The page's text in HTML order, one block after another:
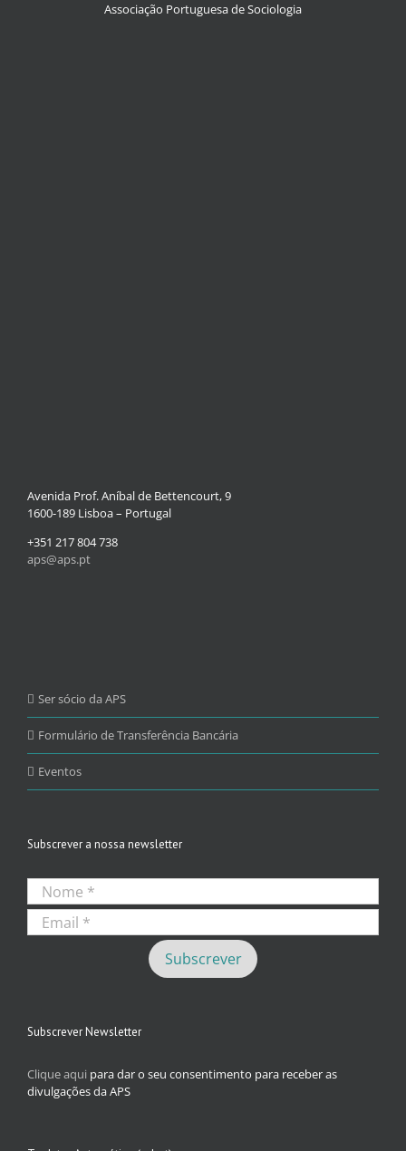
Associação Portuguesa de Sociologia
Avenida Prof. Aníbal de Bettencourt, 9
1600-189 Lisboa – Portugal
+351 217 804 738
aps@aps.pt
Ser sócio da APS
Formulário de Transferência Bancária
Eventos
Subscrever a nossa newsletter
Subscrever Newsletter
Clique aqui para dar o seu consentimento para receber as
divulgações da APS